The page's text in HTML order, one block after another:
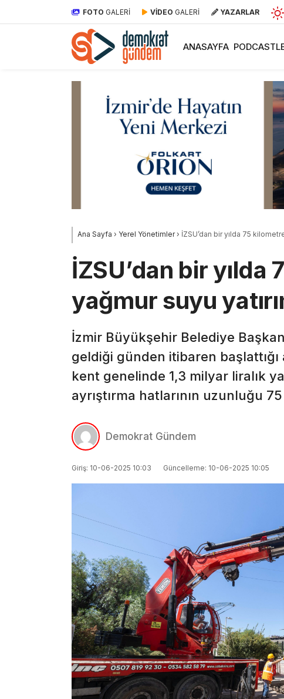
FOTO GALERİ VİDEO GALERİ YAZARLAR
ANASAYFA
Ana Sayfa › Yerel Yönetimler› İZSU’dan bir yılda 75
İZSU’dan bir
yağmur suyu
İzmir Büyükşehir Belediye
geldiği günden itibaren
kent genelinde 1,3 milyar liralık
ayrıştırma hatlarının uzunluğu
Demokrat Gündem
Giriş: 10-06-2025 10:03 Güncelleme: 10-06-2025 10:05